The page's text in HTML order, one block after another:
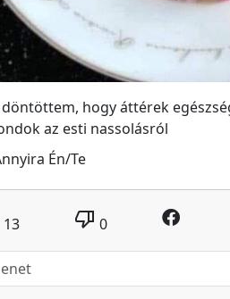
hogy áttérek
az esti nassolásról
Én/Te
13 thumb_down 0